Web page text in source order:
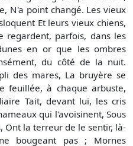
N'a point changé. Les vieux
Et leurs vieux chiens,
regardent, parfois, dans les
en or que les ombres
du côté de la nuit.
des mares, La bruyère se
feuillée, à chaque arbuste,
Tait, devant lui, les cris
qui l'avoisinent, Sous
Ont la terreur de le sentir, là-
bougeant pas ; Mornes